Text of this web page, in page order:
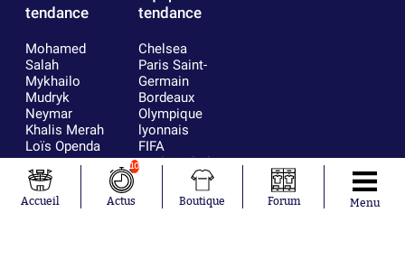
tendance
Mohamed
Salah
Mykhailo
Mudryk
Neymar
Khalis Merah
Loïs Openda
Moussa
Niakhaté
Nicolás
Tagliafico
tendance
Chelsea
Paris Saint-
Germain
Bordeaux
Olympique
lyonnais
FIFA
Real Madrid
RC Strasbourg
AC Milan
France
Accueil
10
Actus Boutique Forum Menu